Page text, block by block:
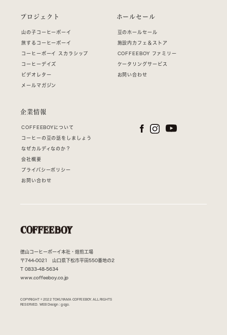
プロジェクト
山の子コーヒーボーイ
旅するコーヒーボーイ
コーヒーボーイ スカラシップ
コーヒーデイズ
ビデオレター
メールマガジン
ホールセール
豆のホールセール
施設内カフェ＆ストア
COFFEEBOY ファミリー
ケータリングサービス
お問い合わせ
企業情報
COFFEEBOYについて
コーヒーの豆の話をしましょう
なぜカルディなのか？
会社概要
プライバシーポリシー
お問い合わせ
徳山コーヒーボーイ本社・焙煎工場
〒744-0021 山口県下松市平田550番地の2
T 0833-48-5634
www.coffeeboy.co.jp
COPYRIGHT © 2022 TOKUYAMA COFFEEBOY. ALL RIGHTS
RESERVED. WEB Design :gogo.